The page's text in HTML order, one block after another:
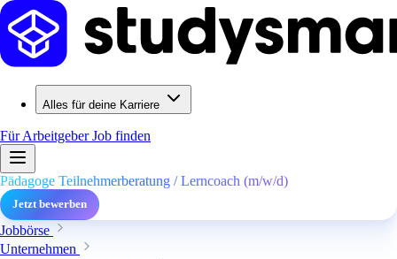
Alles für deine Karriere
Für ArbeitgeberJob finden
Pädagoge Teilnehmerberatung / Lerncoach (m/w/d)
Jetzt bewerben
Jobbörse
Unternehmen